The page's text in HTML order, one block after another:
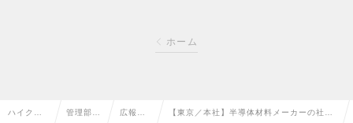
ホーム
ハイクラ 管理部門 広報・I 【東京／本社】半導体材料メーカーの社外